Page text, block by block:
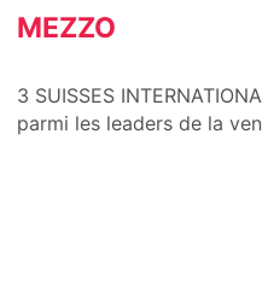
MEZZO
3 SUISSES
parmi les leaders de la